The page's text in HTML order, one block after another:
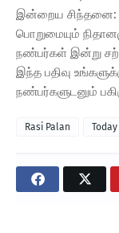
இன்றைய சிந்தனை:
பொறுமையும்
நண்பர்கள் இன்று
இந்த பதிவு
நண்பர்களுடனும்
Rasi Palan